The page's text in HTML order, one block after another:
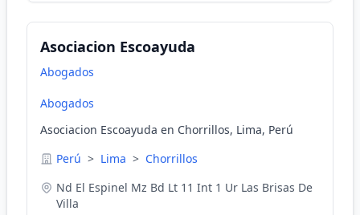
Asociacion Escoayuda
Abogados
Abogados
Asociacion Escoayuda en Chorrillos, Lima, Perú
Perú > Lima > Chorrillos
Nd El Espinel Mz Bd Lt 11 Int 1 Ur Las Brisas De
Villa